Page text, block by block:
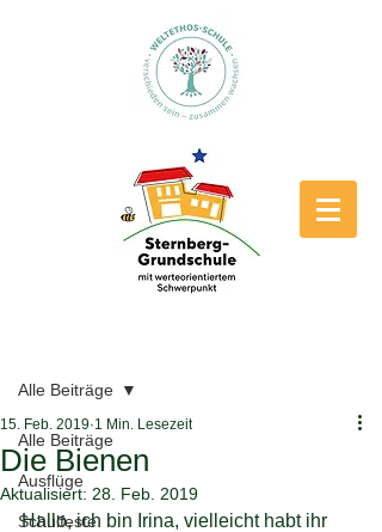
Alle Beiträge
Ausflüge
Schulfeste
Alle Beiträge
Die Bienen
15. Feb. 2019 1 Min. Lesezeit
Aktualisiert: 28. Feb. 2019
Hallo, ich bin Irina, vielleicht habt ihr